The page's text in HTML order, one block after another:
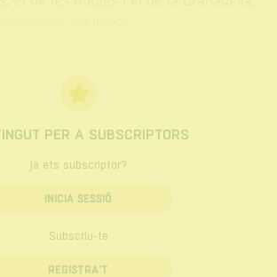
PER A SUBSCRIPTORS
Ja ets subscriptor?
INICIA SESSIÓ
Subscriu-te
REGISTRA'T